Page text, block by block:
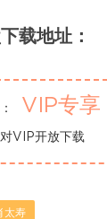
载地址：
VIP专享
VIP开放下载
太寿